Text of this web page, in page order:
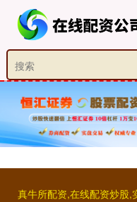
真牛所配资,在线配资炒股